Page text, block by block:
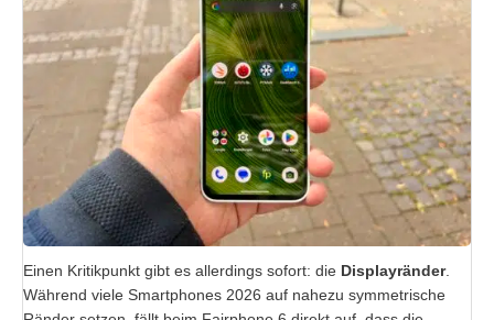
Einen Kritikpunkt gibt es allerdings sofort: die Displayränder.
Während viele Smartphones 2026 auf nahezu symmetrische